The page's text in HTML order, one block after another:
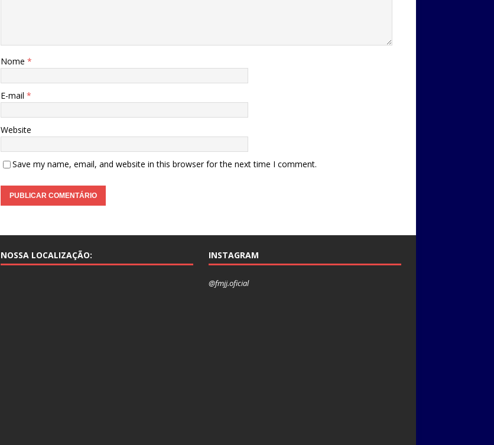
Nome *
E-mail *
Website
Save my name, email, and website in this browser for the next time I comment.
NOSSA LOCALIZAÇÃO: INSTAGRAM
@fmjj.oficial